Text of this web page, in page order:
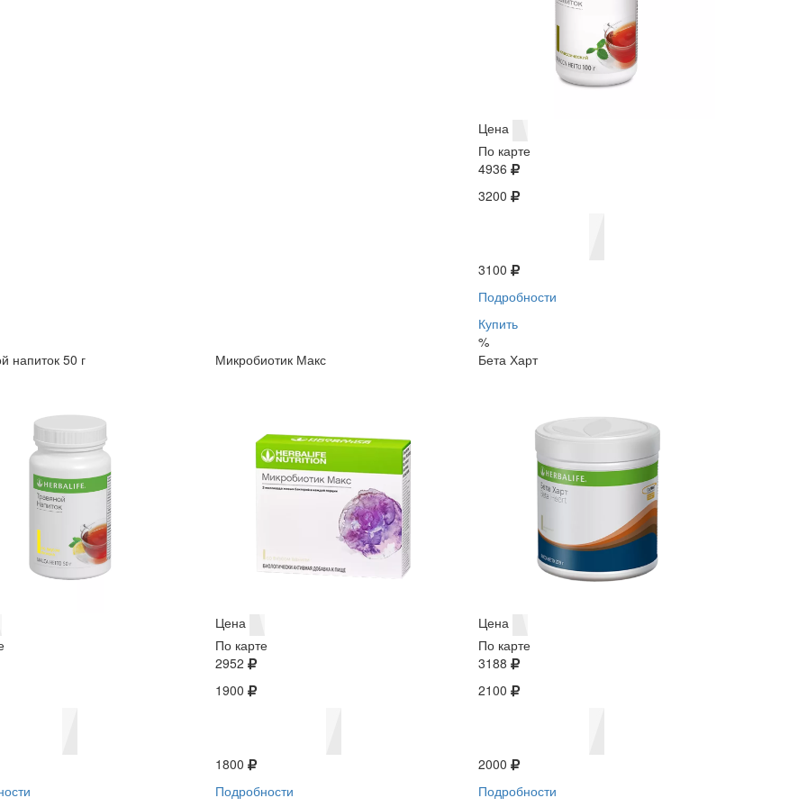
Цена
По карте
4936
3200
3100
Подробности
Купить
%
напиток 50 г
Микробиотик Макс
Цена
По карте
2952
1900
1800
Подробности
Бета Харт
Цена
По карте
3188
2100
2000
Подробности